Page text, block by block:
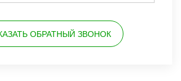
ОБРАТНЫЙ ЗВОНОК